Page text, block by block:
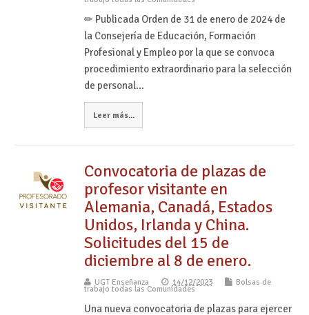
✏ Publicada Orden de 31 de enero de 2024 de
la Consejería de Educación, Formación
Profesional y Empleo por la que se convoca
procedimiento extraordinario para la selección
de personal…
Leer más...
Convocatoria de plazas de
profesor visitante en
Alemania, Canadá, Estados
Unidos, Irlanda y China.
Solicitudes del 15 de
diciembre al 8 de enero.
UGT Enseñanza 14/12/2023 Bolsas de
trabajo todas las Comunidades
Una nueva convocatoria de plazas para ejercer